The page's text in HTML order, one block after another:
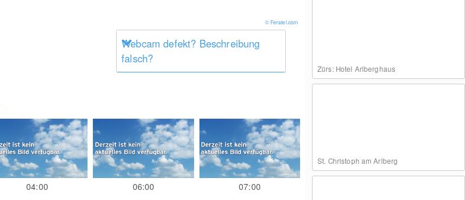
© Feratel.com
Webcam defekt? Beschreibung
falsch?
04:00 06:00 07:00
Zürs: Hotel Arlberghaus
St. Christoph am Arlberg